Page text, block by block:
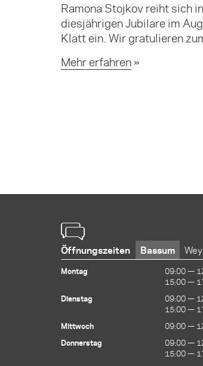
Ramona Stojkov reiht sich
diesjährigen Jubilare im
Klatt ein. Wir gratulieren
Mehr erfahren
Öffnungszeiten Bassum
Montag
09:00 —
15:00 —
Dienstag
09:00 —
15:00 —
Mittwoch
09:00 —
Donnerstag
09:00 —
15:00 —